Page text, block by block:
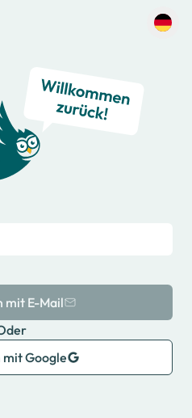
mit E-Mail
mit Google